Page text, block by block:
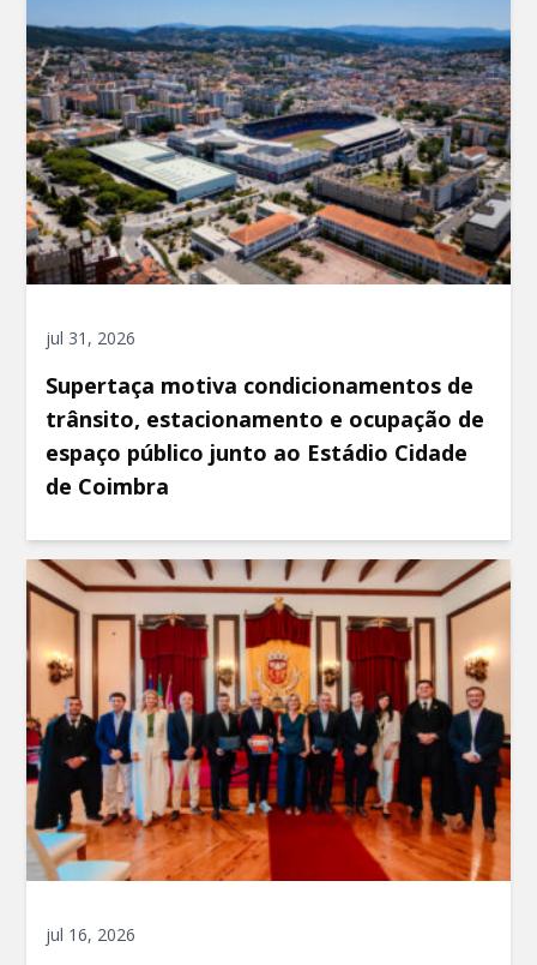
jul 31, 2026
Supertaça motiva condicionamentos de
trânsito, estacionamento e ocupação de
espaço público junto ao Estádio Cidade
de Coimbra
jul 16, 2026